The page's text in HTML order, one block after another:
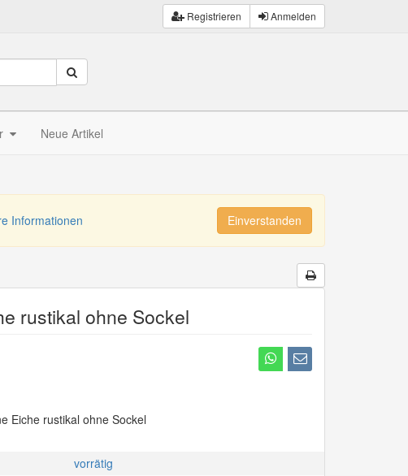
Registrieren Anmelden
Neue Artikel
Informationen Einverstanden
rustikal ohne Sockel
Eiche rustikal ohne Sockel
vorrätig